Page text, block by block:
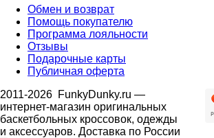
Обмен и возврат
Помощь покупателю
Программа лояльности
Отзывы
Подарочные карты
Публичная оферта
2011-2026 FunkyDunky.ru —
интернет-магазин оригинальных
баскетбольных кроссовок, одежды
и аксессуаров. Доставка по России